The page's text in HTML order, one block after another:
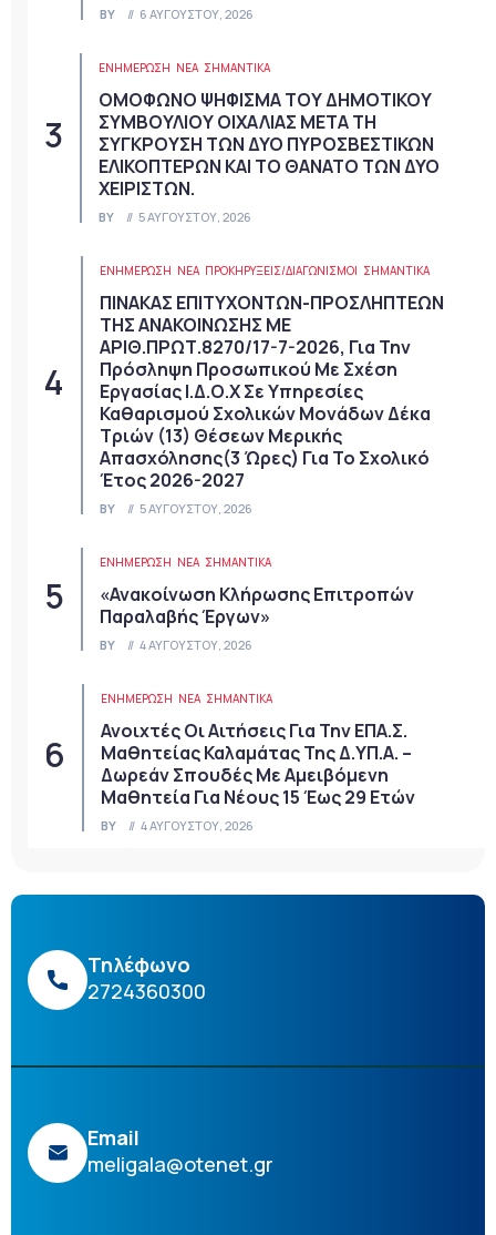
BY 6 ΑΥΓΟΎΣΤΟΥ, 2026
ΕΝΗΜΕΡΩΣΗ ΝΈΑ ΣΗΜΑΝΤΙΚΆ
ΟΜΟΦΩΝΟ ΨΗΦΙΣΜΑ ΤΟΥ ΔΗΜΟΤΙΚΟΥ
ΣΥΜΒΟΥΛΙΟΥ ΟΙΧΑΛΙΑΣ ΜΕΤΑ ΤΗ
ΣΥΓΚΡΟΥΣΗ ΤΩΝ ΔΥΟ ΠΥΡΟΣΒΕΣΤΙΚΩΝ
ΕΛΙΚΟΠΤΕΡΩΝ ΚΑΙ ΤΟ ΘΑΝΑΤΟ ΤΩΝ ΔΥΟ
ΧΕΙΡΙΣΤΩΝ.
BY 5 ΑΥΓΟΎΣΤΟΥ, 2026
ΕΝΗΜΕΡΩΣΗ ΝΈΑ ΠΡΟΚΗΡΎΞΕΙΣ/ΔΙΑΓΩΝΙΣΜΟΊ ΣΗΜΑΝΤΙΚΆ
ΠΙΝΑΚΑΣ ΕΠΙΤΥΧΟΝΤΩΝ-ΠΡΟΣΛΗΠΤΕΩΝ
ΤΗΣ ΑΝΑΚΟΙΝΩΣΗΣ ΜΕ
ΑΡΙΘ.ΠΡΩΤ.8270/17-7-2026, Για Την
Πρόσληψη Προσωπικού Με Σχέση
Εργασίας Ι.Δ.Ο.Χ Σε Υπηρεσίες
Καθαρισμού Σχολικών Μονάδων Δέκα
Τριών (13) Θέσεων Μερικής
Απασχόλησης(3 Ώρες) Για Το Σχολικό
Έτος 2026-2027
BY 5 ΑΥΓΟΎΣΤΟΥ, 2026
ΕΝΗΜΕΡΩΣΗ ΝΈΑ ΣΗΜΑΝΤΙΚΆ
«Ανακοίνωση Κλήρωσης Επιτροπών
Παραλαβής Έργων»
BY 4 ΑΥΓΟΎΣΤΟΥ, 2026
ΕΝΗΜΕΡΩΣΗ ΝΈΑ ΣΗΜΑΝΤΙΚΆ
Ανοιχτές Οι Αιτήσεις Για Την ΕΠΑ.Σ.
Μαθητείας Καλαμάτας Της Δ.ΥΠ.Α. –
Δωρεάν Σπουδές Με Αμειβόμενη
Μαθητεία Για Νέους 15 Έως 29 Ετών
BY 4 ΑΥΓΟΎΣΤΟΥ, 2026
Τηλέφωνο
2724360300
Email
meligala@otenet.gr